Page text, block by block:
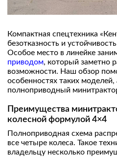
Компактная спецтехника
безотказность и
Особое место в линейке
приводом, который заметно
возможности. Наш обзор
особенностях таких
полноприводный
Преимущества
колесной формулой 4×4
Полноприводная схема
все четыре колеса. Такое
владельцу несколько